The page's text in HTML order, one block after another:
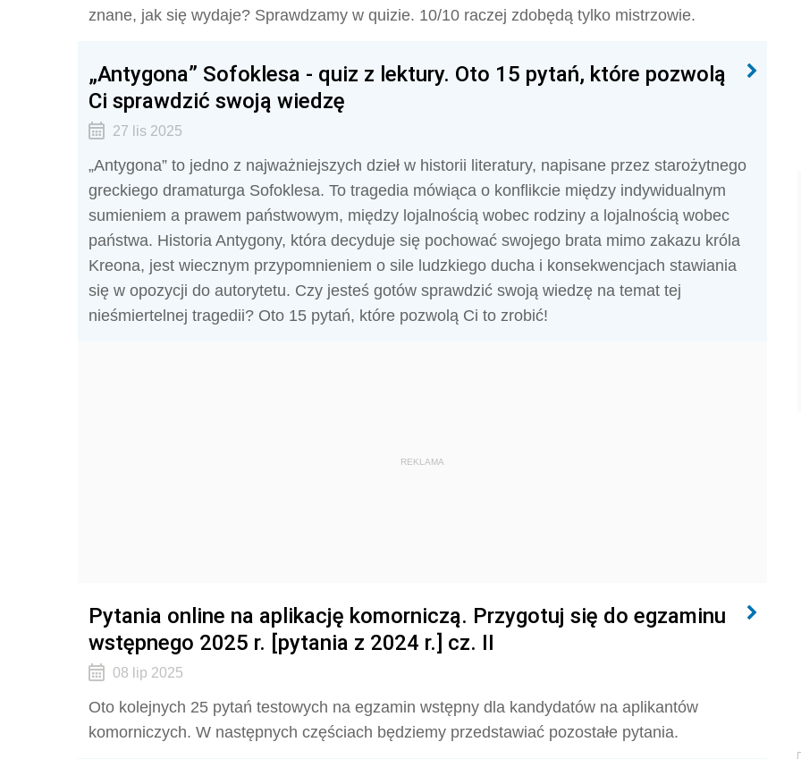
znane, jak się wydaje? Sprawdzamy w quizie. 10/10 raczej zdobędą tylko mistrzowie.
„Antygona” Sofoklesa - quiz z lektury. Oto 15 pytań, które pozwolą
Ci sprawdzić swoją wiedzę
27 lis 2025
„Antygona” to jedno z najważniejszych dzieł w historii literatury, napisane przez starożytnego
greckiego dramaturga Sofoklesa. To tragedia mówiąca o konflikcie między indywidualnym
sumieniem a prawem państwowym, między lojalnością wobec rodziny a lojalnością wobec
państwa. Historia Antygony, która decyduje się pochować swojego brata mimo zakazu króla
Kreona, jest wiecznym przypomnieniem o sile ludzkiego ducha i konsekwencjach stawiania
się w opozycji do autorytetu. Czy jesteś gotów sprawdzić swoją wiedzę na temat tej
nieśmiertelnej tragedii? Oto 15 pytań, które pozwolą Ci to zrobić!
REKLAMA
Pytania online na aplikację komorniczą. Przygotuj się do egzaminu
wstępnego 2025 r. [pytania z 2024 r.] cz. II
08 lip 2025
Oto kolejnych 25 pytań testowych na egzamin wstępny dla kandydatów na aplikantów
komorniczych. W następnych częściach będziemy przedstawiać pozostałe pytania.